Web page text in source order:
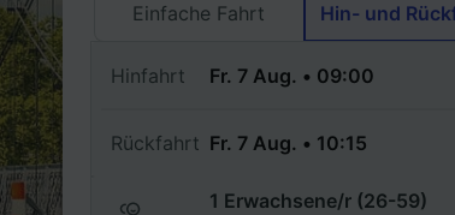
Einfache Fahrt
Hin- und
Hinfahrt
Rückfahrt
1 Erwachsene/r (26-59)